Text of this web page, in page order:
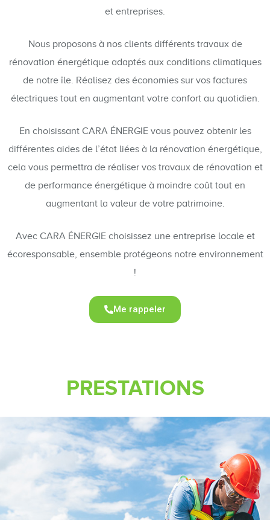
et entreprises.
Nous proposons à nos clients différents travaux de
rénovation énergétique adaptés aux conditions climatiques
de notre île. Réalisez des économies sur vos factures
électriques tout en augmentant votre confort au quotidien.
En choisissant CARA ÉNERGIE vous pouvez obtenir les
différentes aides de l’état liées à la rénovation énergétique,
cela vous permettra de réaliser vos travaux de rénovation et
de performance énergétique à moindre coût tout en
augmentant la valeur de votre patrimoine.
Avec CARA ÉNERGIE choisissez une entreprise locale et
écoresponsable, ensemble protégeons notre environnement
!
Me rappeler
PRESTATIONS